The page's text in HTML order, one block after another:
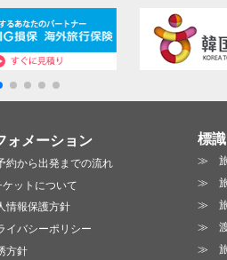
ォメーション
約から出発までの流れ
ケットについて
情報保護方針
イバシーポリシー
方針
標